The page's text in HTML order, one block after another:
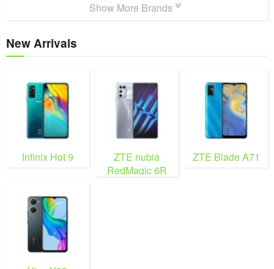
Show More Brands
New Arrivals
Infinix Hot 9
ZTE nubia
RedMagic 6R
ZTE Blade A71